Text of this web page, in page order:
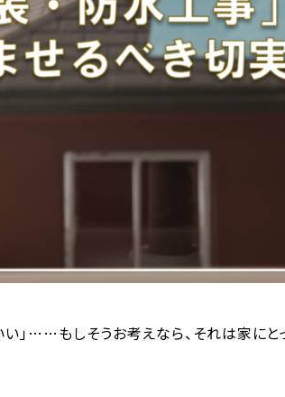
い」……もしそうお考えなら、それは家に